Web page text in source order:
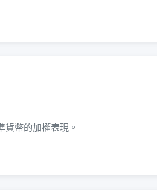
幣的加權表現。